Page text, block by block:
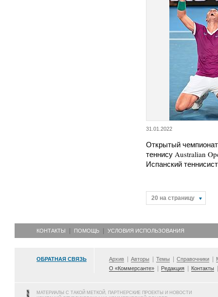
31.01.2022
Открытый
теннису Australian
Испанский
20 на страницу
КОНТАКТЫ ПОМОЩЬ УСЛОВИЯ ИСПОЛЬЗОВАНИЯ
ОБРАТНАЯ СВЯЗЬ Архив Авторы Темы Справочники
О «Коммерсанте»
Редакция Контакты
МАТЕРИАЛЫ С ТАКОЙ МЕТКОЙ, ПАРТНЕРСКИЕ ПРОЕКТЫ И НОВОСТИ